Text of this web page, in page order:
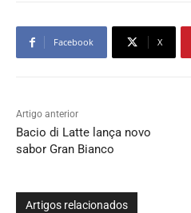
Facebook X
Artigo anterior
Bacio di Latte lança novo
sabor Gran Bianco
Artigos relacionados